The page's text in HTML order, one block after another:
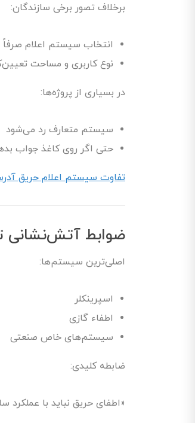
برخلاف تصور برخی سازندگان:
انتخاب سیستم اعلام
نوع کاربری و مساحت
در بسیاری از پروژه‌ها:
سیستم متعارف رد می‌شود
حتی اگر روی کاغذ جواب
تفاوت سیستم اعلام حریق
ضوابط آتش‌نشانی
اصلی‌ترین سیستم‌ها:
اسپرینکلر
اطفاء گازی
سیستم‌های خاص صنعتی
ضابطه کلیدی:
«اطفای حریق نباید با